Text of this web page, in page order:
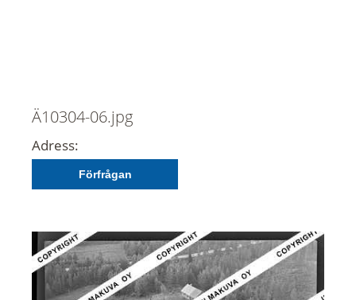
Ä10304-06.jpg
Adress:
Förfrågan